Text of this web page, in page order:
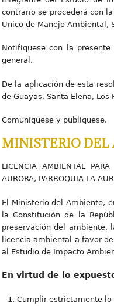
contrario se procederá con
Único de Manejo Ambiental,
Notifíquese con la presente
general.
De la aplicación de esta
de Guayas, Santa Elena,
Comuníquese y publíquese.
MINISTERIO DEL
LICENCIA AMBIENTAL
AURORA, PARROQUIA LA
El Ministerio del Ambiente,
la Constitución de la
preservación del ambiente,
licencia ambiental a favor
al Estudio de Impacto
En virtud de lo
Cumplir estrictamente lo